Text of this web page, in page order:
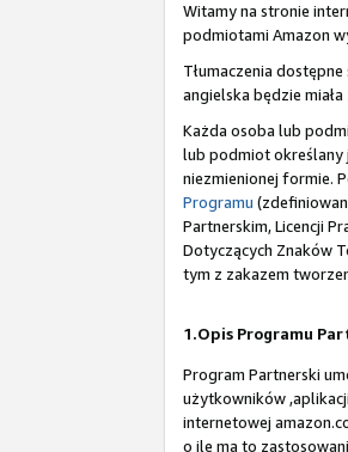
Witamy na stronie
podmiotami Amazon
Tłumaczenia
angielska będzie
Każda osoba lub
lub podmiot określany
niezmienionej formie.
Programu
Partnerskim, Licencji
Dotyczących Znaków
tym z zakazem
1.Opis Programu
Program Partnerski
użytkowników
internetowej
o ile ma to